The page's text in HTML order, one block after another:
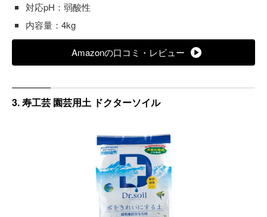
対応pH：弱酸性
内容量：4kg
Amazonの口コミ・レビュー
3. 寿工芸 園芸用土 ドクターソイル